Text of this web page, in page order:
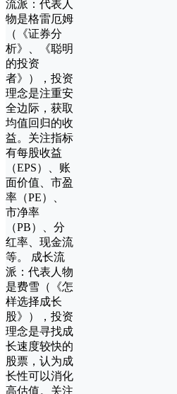
流派：代表人
物是格雷厄姆
（《证券分
析》、《聪明
的投资
者》），投资
理念是注重安
全边际，获取
均值回归的收
益。关注指标
有每股收益
（EPS）、账
面价值、市盈
率（PE）、
市净率
（PB）、分
红率、现金流
等。 成长流
派：代表人物
是费雪（《怎
样选择成长
股》），投资
理念是寻找成
长速度较快的
股票，认为成
长性可以消化
高估值。关注